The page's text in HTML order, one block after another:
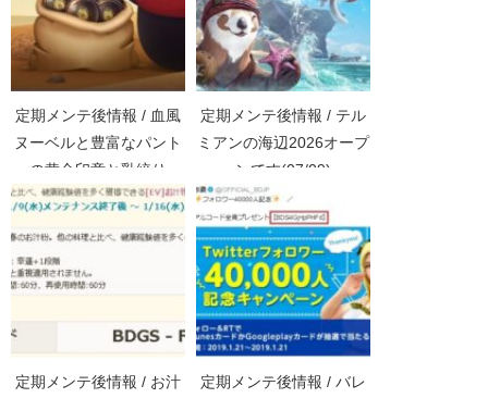
定期メンテ後情報 / 血風
ヌーベルと豊富なパント
の黄金印章と乳絞り
(05/26)
定期メンテ後情報 / テル
ミアンの海辺2026オープ
ンです(07/09)
定期メンテ後情報 / お汁
定期メンテ後情報 / バレ